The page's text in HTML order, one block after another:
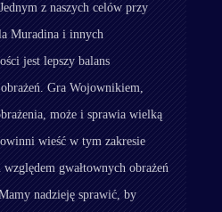
Jednym z naszych celów przy
Muradina i innych
jest lepszy balans
Gra Wojownikiem,
może i sprawia wielką
wieść w tym zakresie
gwałtownych obrażeń
nadzieję sprawić, by